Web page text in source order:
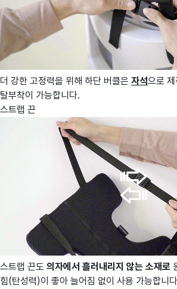
더 강한 고정력을 위해 하단 버클은 자석으로
탈부착이 가능합니다.
스트랩 끈
스트랩 끈도 의자에서 흘러내리지 않는 소재로
힘(탄성력)이 좋아 늘어짐 없이 사용 가능합니